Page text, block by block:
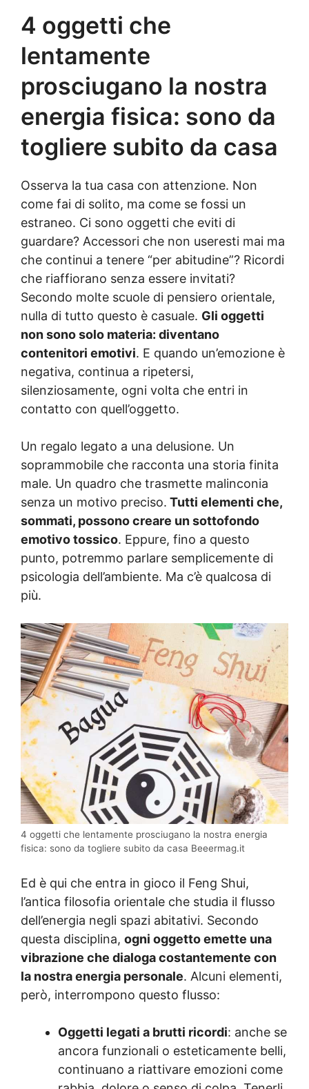
4 oggetti che
lentamente
prosciugano la nostra
energia fisica: sono da
togliere subito da casa
Osserva la tua casa con attenzione. Non
come fai di solito, ma come se fossi un
estraneo. Ci sono oggetti che eviti di
guardare? Accessori che non useresti mai ma
che continui a tenere “per abitudine”? Ricordi
che riaffiorano senza essere invitati?
Secondo molte scuole di pensiero orientale,
nulla di tutto questo è casuale. Gli oggetti
non sono solo materia: diventano
contenitori emotivi. E quando un’emozione è
negativa, continua a ripetersi,
silenziosamente, ogni volta che entri in
contatto con quell’oggetto.
Un regalo legato a una delusione. Un
soprammobile che racconta una storia finita
male. Un quadro che trasmette malinconia
senza un motivo preciso. Tutti elementi che,
sommati, possono creare un sottofondo
emotivo tossico. Eppure, fino a questo
punto, potremmo parlare semplicemente di
psicologia dell’ambiente. Ma c’è qualcosa di
più.
4 oggetti che lentamente prosciugano la nostra energia
fisica: sono da togliere subito da casa Beeermag.it
Ed è qui che entra in gioco il Feng Shui,
l’antica filosofia orientale che studia il flusso
dell’energia negli spazi abitativi. Secondo
questa disciplina, ogni oggetto emette una
vibrazione che dialoga costantemente con
la nostra energia personale. Alcuni elementi,
però, interrompono questo flusso:
Oggetti legati a brutti ricordi: anche se
ancora funzionali o esteticamente belli,
continuano a riattivare emozioni come